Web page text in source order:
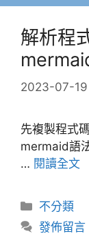
解析程
2023-07-19
先複製程式
mermaid語
… 閱讀全文
分
類
不分類
發佈留言